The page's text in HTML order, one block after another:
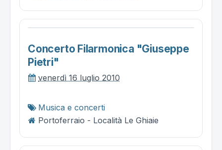
Concerto Filarmonica "giuseppe
Pietri"
venerdì 16 luglio 2010
Musica e concerti
Portoferraio - Località Le Ghiaie